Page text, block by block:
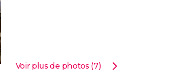
Voir plus de photos (7)